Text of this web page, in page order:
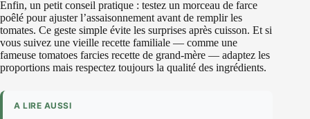
Enfin, un petit conseil pratique : testez un morceau de farce
poêlé pour ajuster l’assaisonnement avant de remplir les
tomates. Ce geste simple évite les surprises après cuisson. Et si
vous suivez une vieille recette familiale — comme une
fameuse tomatoes farcies recette de grand-mère — adaptez les
proportions mais respectez toujours la qualité des ingrédients.
A LIRE AUSSI